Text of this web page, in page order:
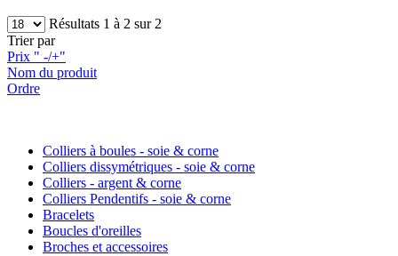
Résultats 1 à 2 sur 2
Trier par
Prix " -/+"
Nom du produit
Ordre
Colliers à boules - soie & corne
Colliers dissymétriques - soie & corne
Colliers - argent & corne
Colliers Pendentifs - soie & corne
Bracelets
Boucles d'oreilles
Broches et accessoires